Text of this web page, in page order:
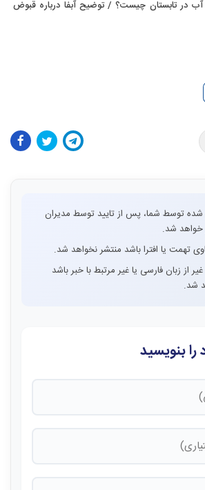
در تابستان چیست؟ / توضیح آبفا درباره قبوض
شده توسط شما، پس از تایید توسط مدیران
شد.
تهمت یا افترا باشد منتشر نخواهد شد.
از زبان فارسی یا غیر مرتبط با خبر باشد
شد.
را بنویسید